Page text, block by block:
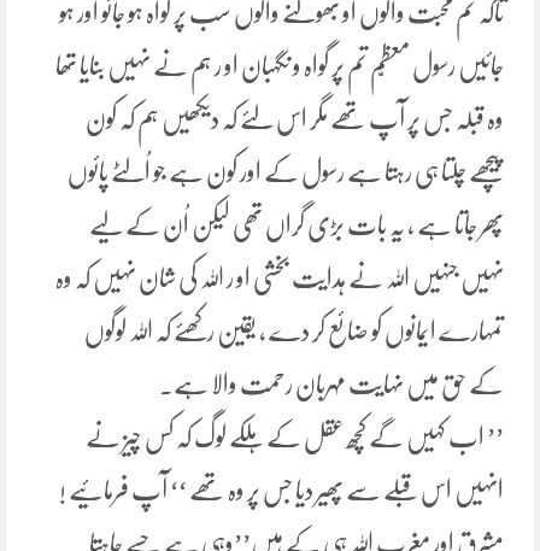
تاکہ تم محبت والوں او بھولنے والوں سب پر گواہ ہو جائو اور ہو
جائیں رسول معظّم تم پر گواہ و نگہبان او ر ہم نے نہیں بنایا تھا
وہ قبلہ جس پر آپ تھے مگر اس لئے کہ دیکھیں ہم کہ کون
پیچھے چلتا ہی رہتا ہے رسول کے اور کون ہے جو اُلٹے پائوں
پھر جاتا ہے ، یہ بات بڑی گراں تھی لیکن اُن کے لیے
نہیں جنہیں اللہ نے ہدایت بخشی او ر اللہ کی شان نہیں کہ وہ
تمہارے ایمانوں کو ضائع کر دے ، یقین رکھئے کہ اللہ لوگوں
کے حق میں نہایت مہربان رحمت والا ہے۔
’’ اب کہیں گے کچھ عقل کے ہلکے لوگ کہ کس چیز نے
انہیں اس قبلے سے پھیر دیا جس پر وہ تھے ‘‘ آپ فرمائیے !
مشرق اور مغرب اللہ ہی کے ہیں’’وہی ہے جسے چاہتا